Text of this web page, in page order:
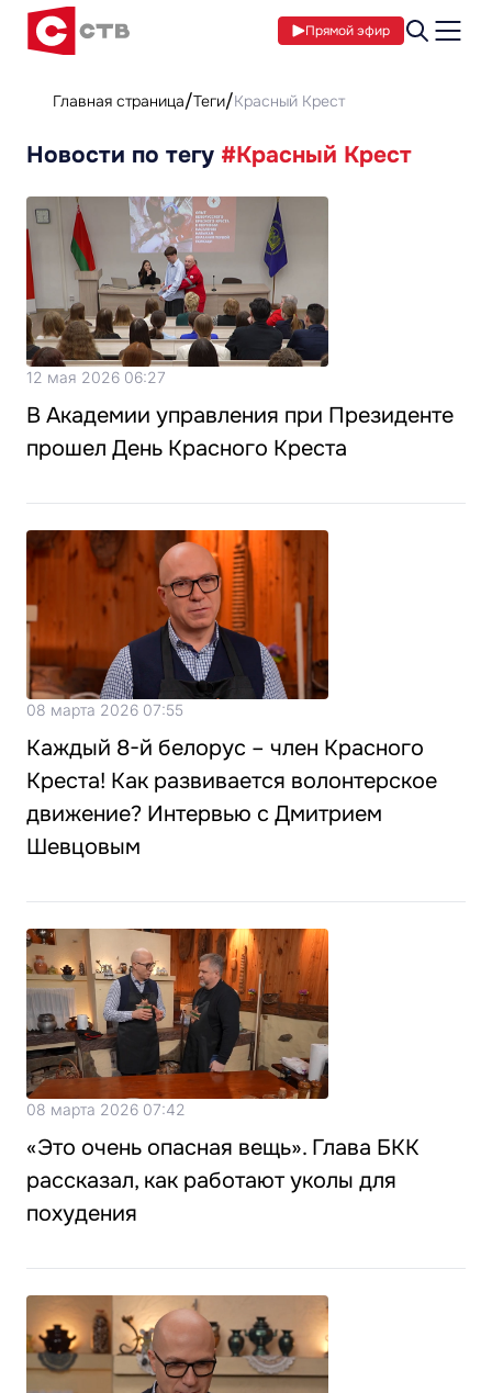
Прямой эфир
Главная страница Теги Красный Крест
Новости по тегу #Красный Крест
12 мая 2026 06:27
В Академии управления при Президенте
прошел День Красного Креста
08 марта 2026 07:55
Каждый 8-й белорус – член Красного
Креста! Как развивается волонтерское
движение? Интервью с Дмитрием
Шевцовым
08 марта 2026 07:42
«Это очень опасная вещь». Глава БКК
рассказал, как работают уколы для
похудения